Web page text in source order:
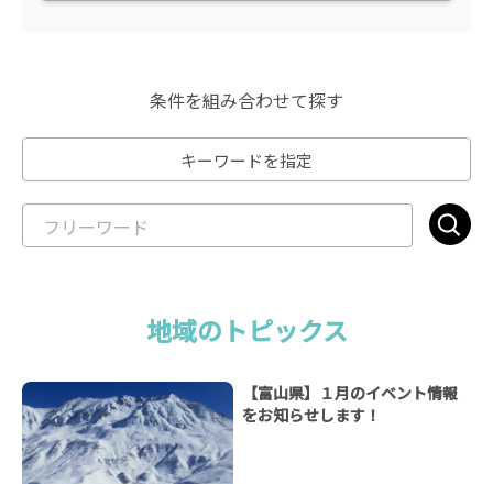
条件を組み合わせて探す
キーワードを指定
地域のトピックス
【富山県】１月のイベント情報
をお知らせします！